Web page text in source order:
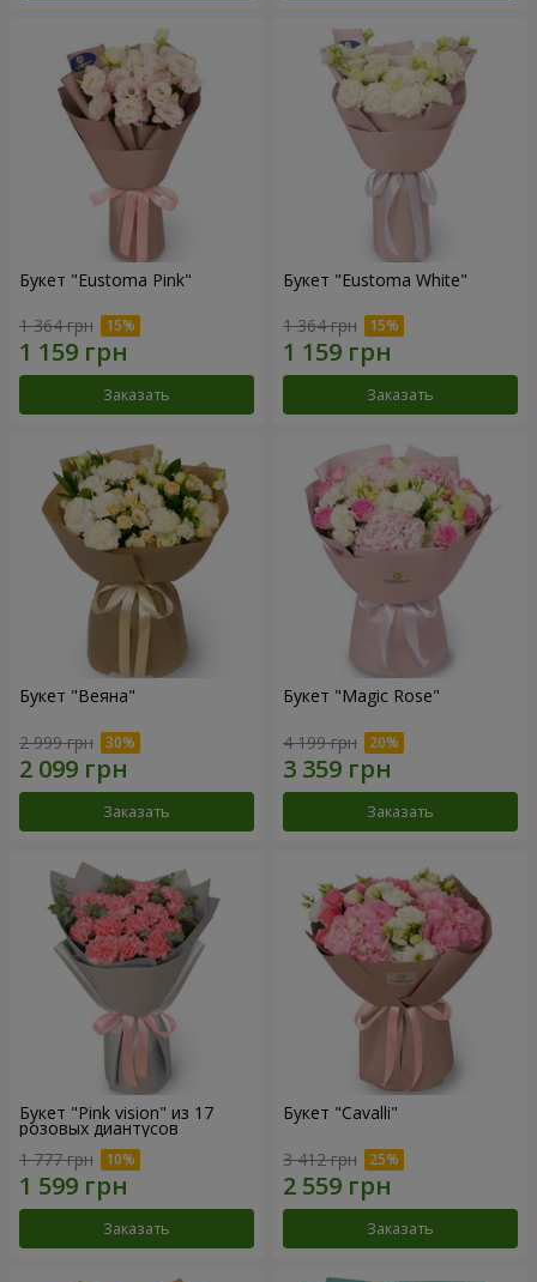
Букет "Eustoma Pink"
1 364 грн
Заказать
Букет "Eustoma White"
1 364 грн
Заказать
Букет "Веяна"
2 999 грн
Заказать
Букет "Magic Rose"
4 199 грн
Заказать
Букет "Pink vision" из 17
розовых диантусов
1 777 грн
Заказать
Букет "Cаvalli"
3 412 грн
Заказать